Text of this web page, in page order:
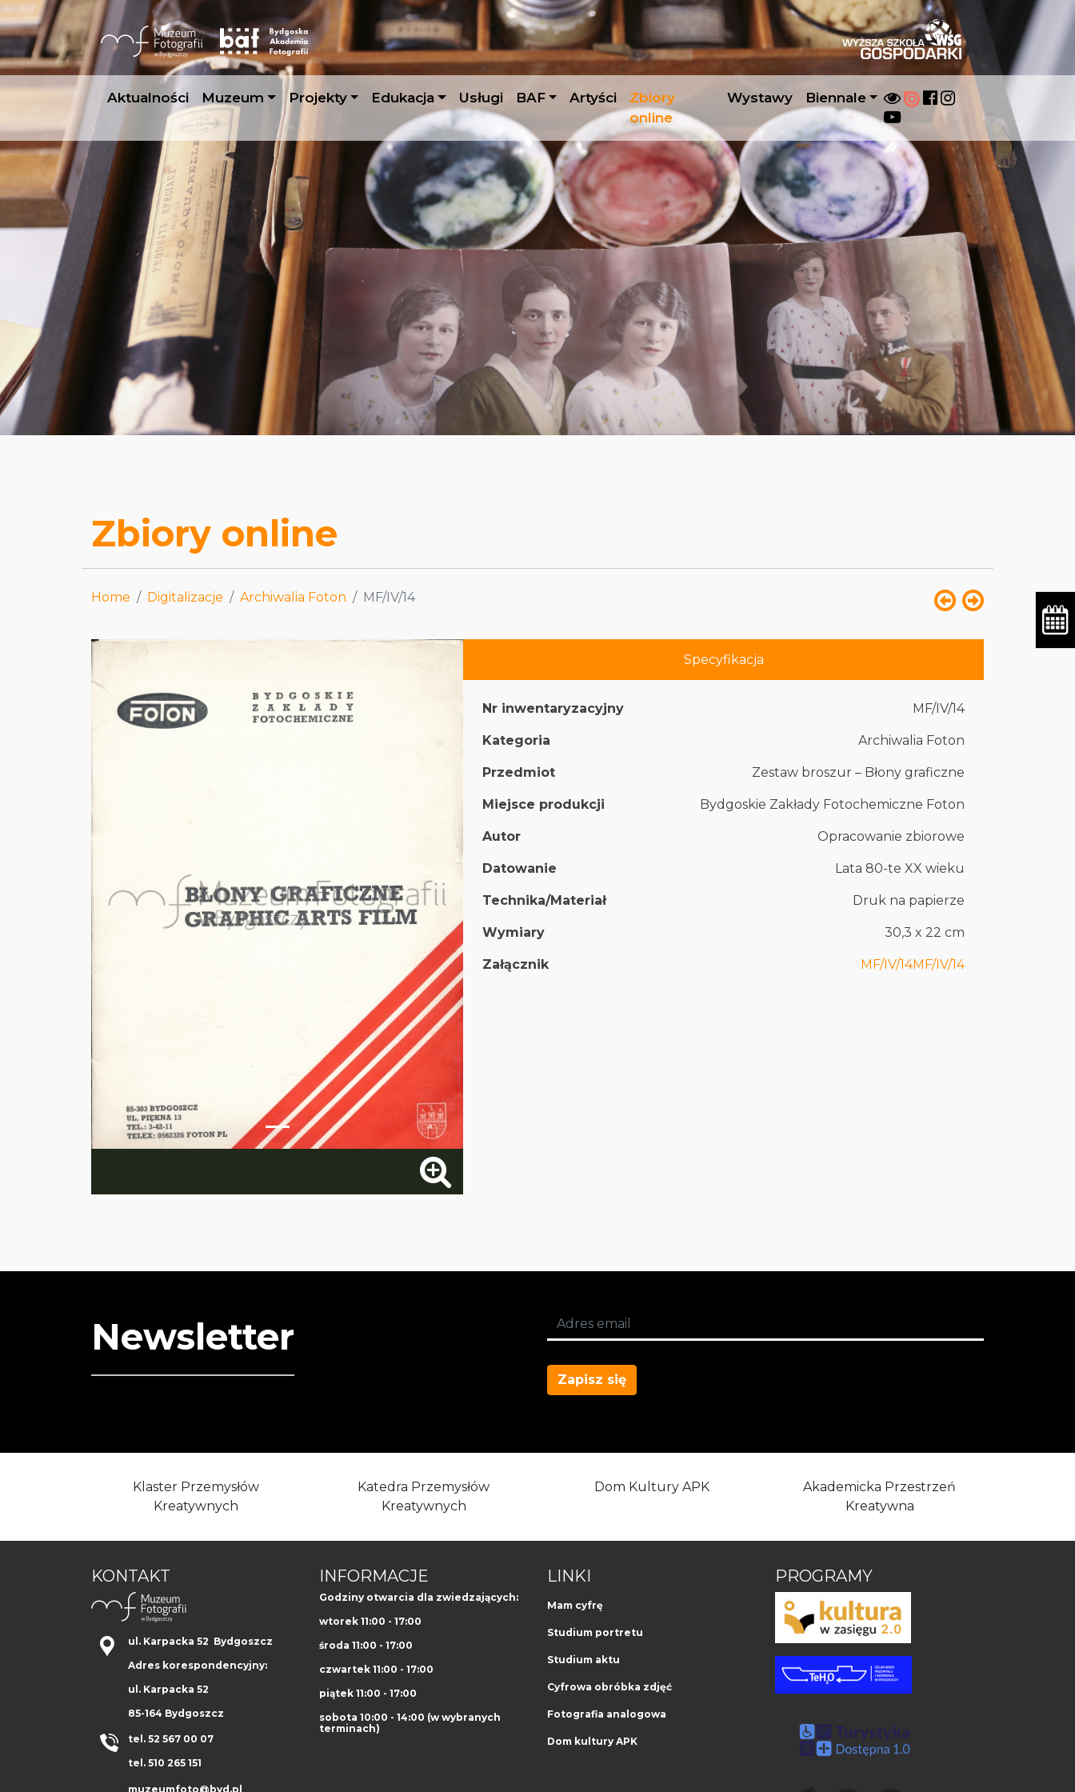
Aktualności Muzeum Projekty Edukacja Usługi BAF Artyści
Zbiory
online
Wystawy Biennale
Zbiory online
Home Digitalizacje Archiwalia Foton MF/IV/14
Specyfikacja
Nr inwentaryzacyjny MF/IV/14
Kategoria Archiwalia Foton
Przedmiot Zestaw broszur – Błony graficzne
Miejsce produkcji Bydgoskie Zakłady Fotochemiczne Foton
Autor Opracowanie zbiorowe
Datowanie Lata 80-te XX wieku
Technika/Materiał Druk na papierze
Wymiary 30,3 x 22 cm
Załącznik MF/IV/14MF/IV/14
Newsletter
Zapisz się
Klaster Przemysłów
Kreatywnych
Katedra Przemysłów
Kreatywnych
Dom Kultury APK
Akademicka Przestrzeń
Kreatywna
KONTAKT
ul. Karpacka 52 Bydgoszcz
Adres korespondencyjny:
ul. Karpacka 52
85-164 Bydgoszcz
tel. 52 567 00 07
tel. 510 265 151
muzeumfoto@byd.pl
INFORMACJE
Godziny otwarcia dla zwiedzających:
wtorek 11:00 - 17:00
środa 11:00 - 17:00
czwartek 11:00 - 17:00
piątek 11:00 - 17:00
sobota 10:00 - 14:00 (w wybranych
terminach)
LINKI
Mam cyfrę
Studium portretu
Studium aktu
Cyfrowa obróbka zdjęć
Fotografia analogowa
Dom kultury APK
PROGRAMY